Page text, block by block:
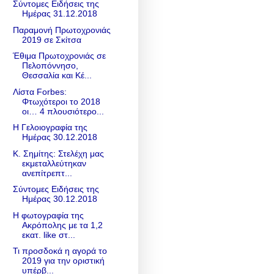
Σύντομες Ειδήσεις της
Ημέρας 31.12.2018
Παραμονή Πρωτοχρονιάς
2019 σε Σκίτσα
Έθιμα Πρωτοχρονιάς σε
Πελοπόννησο,
Θεσσαλία και Κέ...
Λίστα Forbes:
Φτωχότεροι το 2018
οι… 4 πλουσιότερο...
Η Γελοιογραφία της
Ημέρας 30.12.2018
Κ. Σημίτης: Στελέχη μας
εκμεταλλεύτηκαν
ανεπίτρεπτ...
Σύντομες Ειδήσεις της
Ημέρας 30.12.2018
Η φωτογραφία της
Ακρόπολης με τα 1,2
εκατ. like στ...
Τι προσδοκά η αγορά το
2019 για την οριστική
υπέρβ...